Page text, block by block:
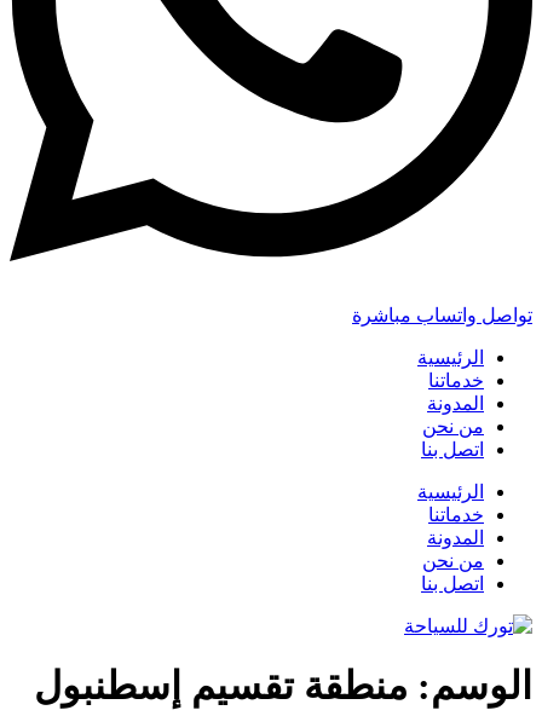
تواصل واتساب مباشرة
الرئيسية
خدماتنا
المدونة
من نحن
اتصل بنا
الرئيسية
خدماتنا
المدونة
من نحن
اتصل بنا
الوسم: منطقة تقسيم إسطنبول